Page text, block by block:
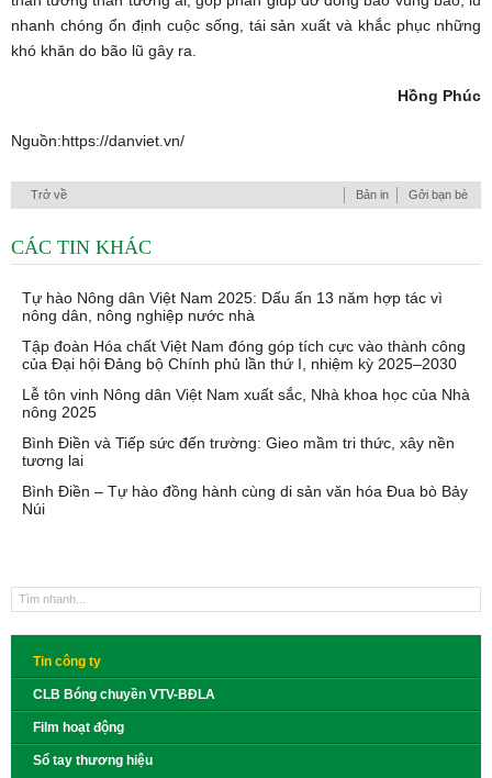
nhanh chóng ổn định cuộc sống, tái sản xuất và khắc phục những
khó khăn do bão lũ gây ra.
Hồng Phúc
Nguồn:https://danviet.vn/
Trở về Gởi bạn bè
Bản in
CÁC TIN KHÁC
Tự hào Nông dân Việt Nam 2025: Dấu ấn 13 năm hợp tác vì
nông dân, nông nghiệp nước nhà
Tập đoàn Hóa chất Việt Nam đóng góp tích cực vào thành công
của Đại hội Đảng bộ Chính phủ lần thứ I, nhiệm kỳ 2025–2030
Lễ tôn vinh Nông dân Việt Nam xuất sắc, Nhà khoa học của Nhà
nông 2025
Bình Điền và Tiếp sức đến trường: Gieo mầm tri thức, xây nền
tương lai
Bình Điền – Tự hào đồng hành cùng di sản văn hóa Đua bò Bảy
Núi
Tin công ty
CLB Bóng chuyền VTV-BĐLA
Film hoạt động
Sổ tay thương hiệu